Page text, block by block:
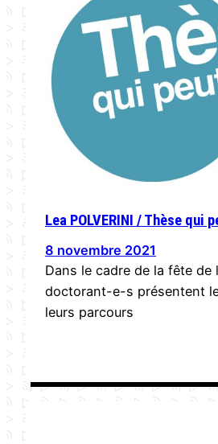
Lea POLVERINI / Thèse qui
8 novembre 2021
Dans le cadre de la fête de
doctorant-e-s présentent
leurs parcours